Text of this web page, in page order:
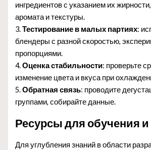
ингредиентов с указанием их
аромата и текстуры.
3.Тестирование в малых партиях:
блендеры с разной скоростью,
пропорциями.
4.Оценка стабильности: проверьте
изменение цвета и вкуса при
5.Обратная связь: проводите
группами, собирайте данные.
Ресурсы для обучения и
Для углубления знаний в области